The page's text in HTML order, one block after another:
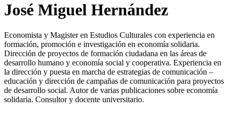
José Miguel Hernández
Economista y Magister en Estudios Culturales con experiencia en
formación, promoción e investigación en economía solidaria.
Dirección de proyectos de formación ciudadana en las áreas de
desarrollo humano y economía social y cooperativa. Experiencia en
la dirección y puesta en marcha de estrategias de comunicación –
educación y dirección de campañas de comunicación para proyectos
de desarrollo social. Autor de varias publicaciones sobre economía
solidaria. Consultor y docente universitario.